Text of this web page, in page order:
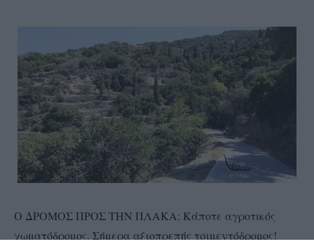
Ο ΔΡΟΜΟΣ ΠΡΟΣ ΤΗΝ ΠΛΑΚΑ: Κάποτε αγροτικός
χωματόδρομος. Σήμερα αξιοπρεπής τσιμεντόδρομος!